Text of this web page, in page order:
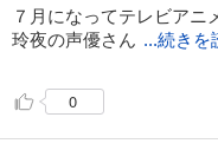
７月になってテレビアニ
玲夜の声優さん ...続きを
0